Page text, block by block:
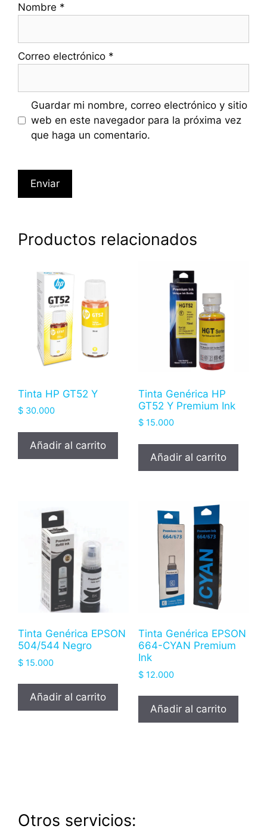
Nombre *
Correo electrónico *
Guardar mi nombre, correo electrónico y sitio
web en este navegador para la próxima vez
que haga un comentario.
Productos relacionados
Tinta HP GT52 Y
$ 30.000
Añadir al carrito
Tinta Genérica HP
GT52 Y Premium Ink
$15.000
Añadir al carrito
Tinta Genérica EPSON
504/544 Negro
$ 15.000
Añadir al carrito
Tinta Genérica EPSON
664-CYAN Premium
Ink
$12.000
Añadir al carrito
Otros servicios: